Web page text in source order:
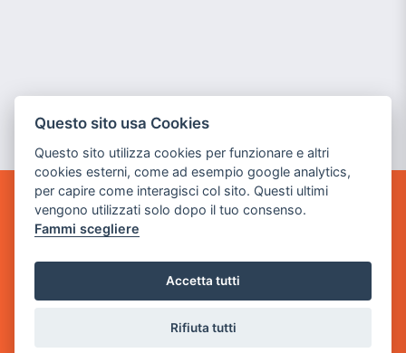
GAME WARP
BY POWER GAME SRL
via Villaggio dei Platani, 3
Questo sito usa Cookies
Questo sito utilizza cookies per funzionare e altri
cookies esterni, come ad esempio google analytics,
per capire come interagisci col sito. Questi ultimi
vengono utilizzati solo dopo il tuo consenso.
Fammi scegliere
Accetta tutti
Rifiuta tutti